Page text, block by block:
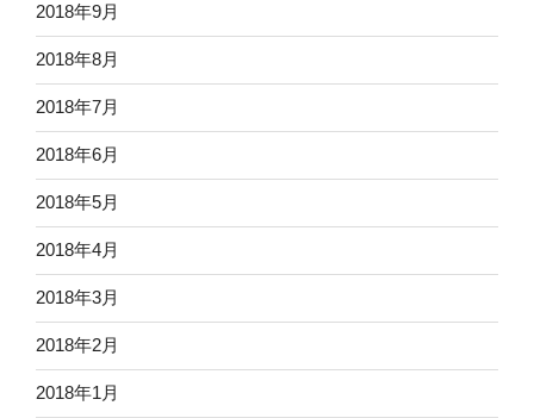
2018年9月
2018年8月
2018年7月
2018年6月
2018年5月
2018年4月
2018年3月
2018年2月
2018年1月